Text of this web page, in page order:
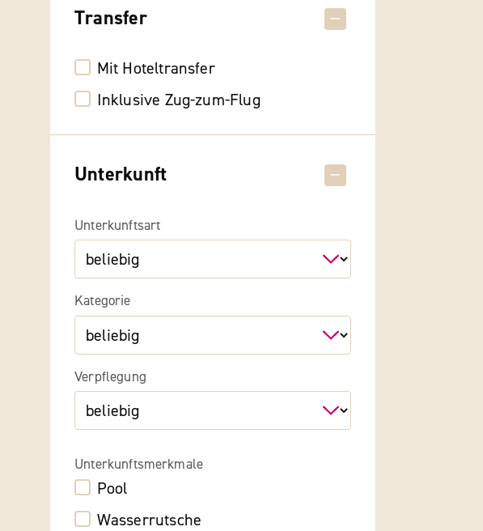
Transfer
Mit Hoteltransfer
Inklusive Zug-zum-Flug
Unterkunft
Unterkunftsart
Kategorie
Verpflegung
Unterkunftsmerkmale
Pool
Wasserrutsche